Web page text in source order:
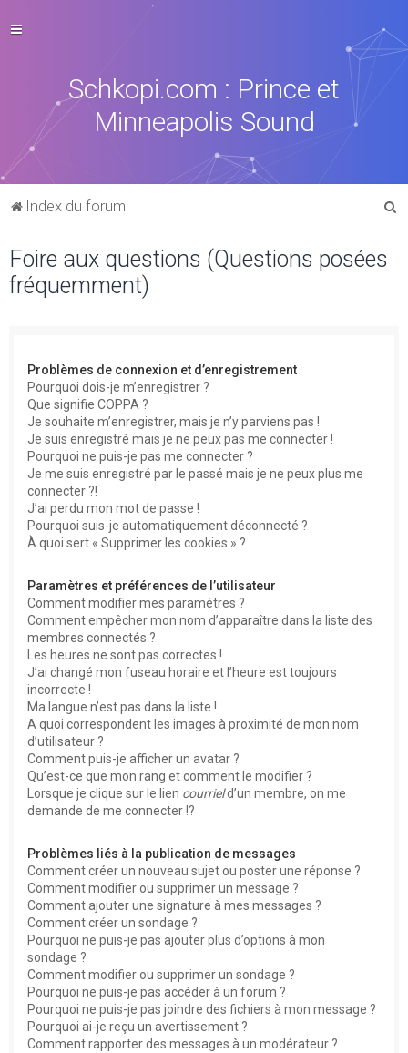
Schkopi.com : Prince et
Minneapolis Sound
Index du forum
Foire aux questions (Questions posées
fréquemment)
Problèmes de connexion et d’enregistrement
Pourquoi dois-je m’enregistrer ?
Que signifie COPPA ?
Je souhaite m’enregistrer, mais je n’y parviens pas !
Je suis enregistré mais je ne peux pas me connecter !
Pourquoi ne puis-je pas me connecter ?
Je me suis enregistré par le passé mais je ne peux plus me
connecter ?!
J’ai perdu mon mot de passe !
Pourquoi suis-je automatiquement déconnecté ?
À quoi sert « Supprimer les cookies » ?
Paramètres et préférences de l’utilisateur
Comment modifier mes paramètres ?
Comment empêcher mon nom d’apparaître dans la liste des
membres connectés ?
Les heures ne sont pas correctes !
J’ai changé mon fuseau horaire et l’heure est toujours
incorrecte !
Ma langue n’est pas dans la liste !
A quoi correspondent les images à proximité de mon nom
d’utilisateur ?
Comment puis-je afficher un avatar ?
Qu’est-ce que mon rang et comment le modifier ?
Lorsque je clique sur le lien courrield’un membre, on me
demande de me connecter !?
Problèmes liés à la publication de messages
Comment créer un nouveau sujet ou poster une réponse ?
Comment modifier ou supprimer un message ?
Comment ajouter une signature à mes messages ?
Comment créer un sondage ?
Pourquoi ne puis-je pas ajouter plus d’options à mon
sondage ?
Comment modifier ou supprimer un sondage ?
Pourquoi ne puis-je pas accéder à un forum ?
Pourquoi ne puis-je pas joindre des fichiers à mon message ?
Pourquoi ai-je reçu un avertissement ?
Comment rapporter des messages à un modérateur ?